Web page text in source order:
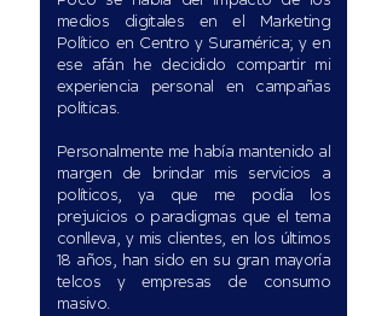
medios digitales en el Marketing
Político en Centro y Suramérica; y en
ese afán he decidido compartir mi
experiencia personal en campañas
políticas.
Personalmente me había mantenido al
margen de brindar mis servicios a
políticos, ya que me podía los
prejuicios o paradigmas que el tema
conlleva, y mis clientes, en los últimos
18 años, han sido en su gran mayoría
telcos y empresas de consumo
masivo.